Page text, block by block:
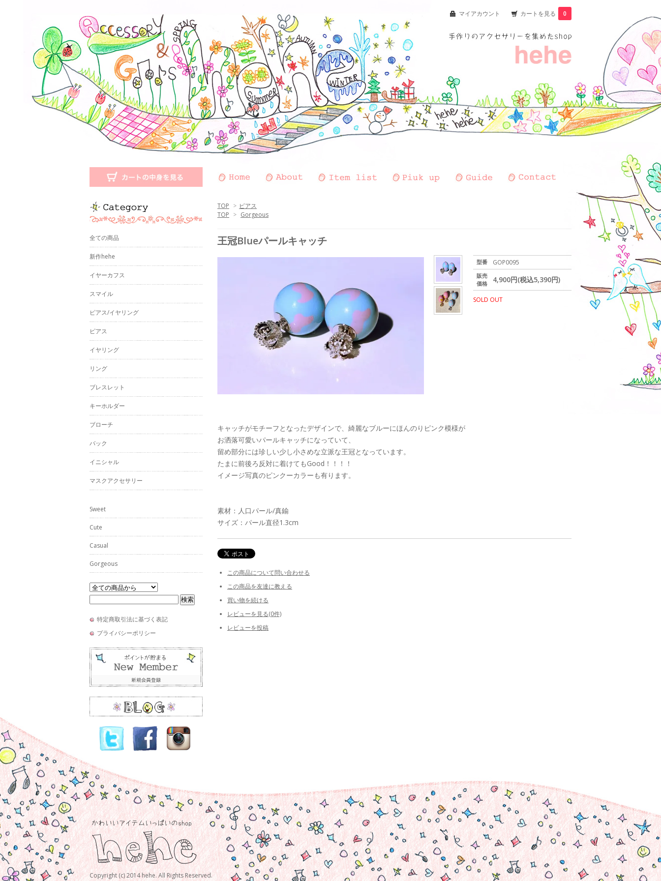
マイアカウント カートを見る 0
TOP > ピアス
TOP > Gorgeous
王冠Blueパールキャッチ
型番 GOP0095
販売
価格
4,900円(税込5,390円)
SOLD OUT
キャッチがモチーフとなったデザインで、綺麗なブルーにほんのりピンク模様が
お洒落可愛いパールキャッチになっていて、
留め部分には珍しい少し小さめな立派な王冠となっています。
たまに前後ろ反対に着けてもGood！！！！
イメージ写真のピンクーカラーも有ります。
素材：人口パール/真鍮
サイズ：パール直径1.3cm
この商品について問い合わせる
この商品を友達に教える
買い物を続ける
レビューを見る(0件)
レビューを投稿
全ての商品
新作hehe
イヤーカフス
スマイル
ピアス/イヤリング
ピアス
イヤリング
リング
ブレスレット
キーホルダー
ブローチ
バック
イニシャル
マスクアクセサリー
Sweet
Cute
Casual
Gorgeous
特定商取引法に基づく表記
プライバシーポリシー
Copyright (c) 2014 hehe. All Rights Reserved.